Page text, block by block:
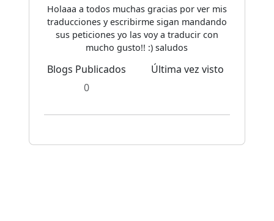
Holaaa a todos muchas gracias por ver mis
traducciones y escribirme sigan mandando
sus peticiones yo las voy a traducir con
mucho gusto!! :) saludos
Blogs Publicados
0
Última vez visto